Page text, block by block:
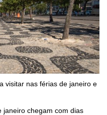
visitar nas férias de janeiro e
janeiro chegam com dias